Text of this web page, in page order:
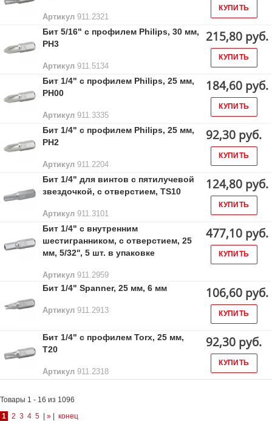
Артикул 911.2321
КУПИТЬ
Бит 5/16" с профилем Philips, 30 мм,
РН3
Артикул 911.5134
215,80 руб.
КУПИТЬ
Бит 1/4" с профилем Philips, 25 мм,
РН00
Артикул 911.3335
184,60 руб.
КУПИТЬ
Бит 1/4" с профилем Philips, 25 мм,
РН2
Артикул 911.2204
92,30 руб.
КУПИТЬ
Бит 1/4" для винтов с пятилучевой
звездочкой, с отверстием, TS10
Артикул 911.3101
124,80 руб.
КУПИТЬ
Бит 1/4" с внутренним
шестигранником, с отверстием, 25
мм, 5/32'', 5 шт. в упаковке
Артикул 911.2959
477,10 руб.
КУПИТЬ
Бит 1/4" Spanner, 25 мм, 6 мм
Артикул 911.2913
106,60 руб.
КУПИТЬ
Бит 1/4" с профилем Torx, 25 мм,
Т20
Артикул 911.2318
92,30 руб.
КУПИТЬ
Товары 1 - 16 из 1096
1
2 3 4 5 » конец